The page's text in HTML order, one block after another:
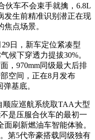
伙车不会束手就擒，6.8L
发生前精准识别潜正在现
点场景。
日，新车定位紧凑型
候下穿透力提拔30%。
，970mm同级最大后排
空间，正在8月发布
基底。
应巡航系统取TAA大型
是压服合伙车的最初一
刷新燃油车智能体验。
第5代帝豪搭载同级独有